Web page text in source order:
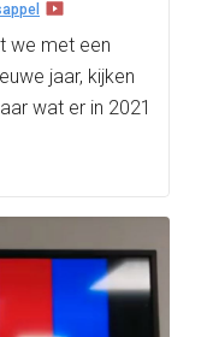
we met een
jaar, kijken
wat er in 2021